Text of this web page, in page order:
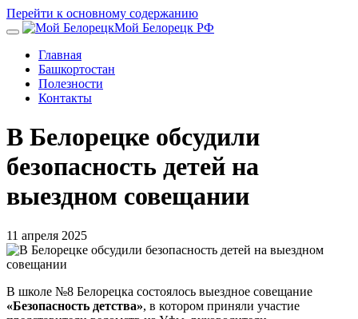
Перейти к основному содержанию
Мой Белорецк РФ
Главная
Башкортостан
Полезности
Контакты
В Белорецке обсудили
безопасность детей на
выездном совещании
11 апреля 2025
В школе №8 Белорецка состоялось выездное совещание
«Безопасность детства», в котором приняли участие